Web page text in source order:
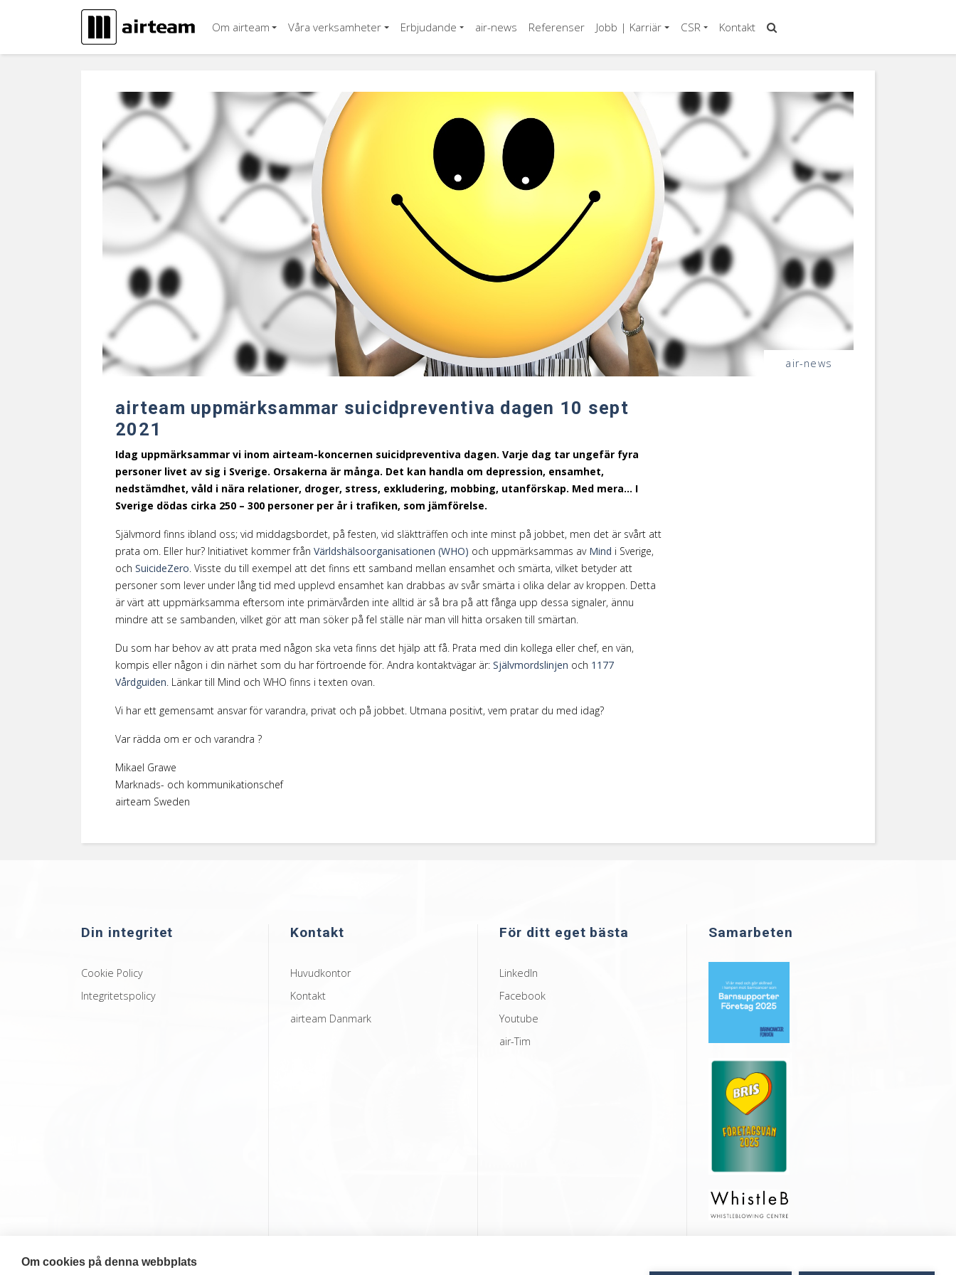
Om airteam Våra verksamheter Erbjudande
Injustering
Service och underhåll
Rensning
Teknik och innovation
Installation
Energieffektivisering
Helhetsåtagande
air-news Referenser Jobb | Karriär CSR Kontakt
air-news
airteam uppmärksammar suicidpreventiva dagen 10 sept
2021
Idag uppmärksammar vi inom airteam-koncernen suicidpreventiva dagen. Varje dag tar ungefär fyra
personer livet av sig i Sverige. Orsakerna är många. Det kan handla om depression, ensamhet,
nedstämdhet, våld i nära relationer, droger, stress, exkludering, mobbing, utanförskap. Med mera… I
Sverige dödas cirka 250 – 300 personer per år i trafiken, som jämförelse.
Självmord finns ibland oss; vid middagsbordet, på festen, vid släktträffen och inte minst på jobbet, men det är svårt att
prata om. Eller hur? Initiativet kommer från Världshälsoorganisationen (WHO) och uppmärksammas av Mind i Sverige,
och SuicideZero. Visste du till exempel att det finns ett samband mellan ensamhet och smärta, vilket betyder att
personer som lever under lång tid med upplevd ensamhet kan drabbas av svår smärta i olika delar av kroppen. Detta
är värt att uppmärksamma eftersom inte primärvården inte alltid är så bra på att fånga upp dessa signaler, ännu
mindre att se sambanden, vilket gör att man söker på fel ställe när man vill hitta orsaken till smärtan.
Du som har behov av att prata med någon ska veta finns det hjälp att få. Prata med din kollega eller chef, en vän,
kompis eller någon i din närhet som du har förtroende för. Andra kontaktvägar är: Självmordslinjen och 1177
Vårdguiden. Länkar till Mind och WHO finns i texten ovan.
Vi har ett gemensamt ansvar för varandra, privat och på jobbet. Utmana positivt, vem pratar du med idag?
Var rädda om er och varandra ?
Mikael Grawe
Marknads- och kommunikationschef
airteam Sweden
Din integritet
Cookie Policy
Integritetspolicy
Kontakt
Huvudkontor
Kontakt
airteam Danmark
För ditt eget bästa
LinkedIn
Facebook
Youtube
air-Tim
Samarbeten
Om cookies på denna webbplats